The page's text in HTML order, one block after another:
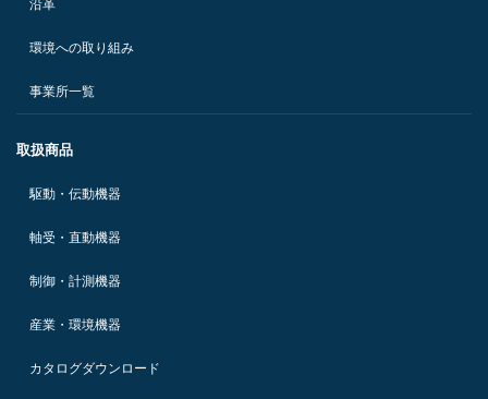
沿革
環境への取り組み
事業所一覧
取扱商品
駆動・伝動機器
軸受・直動機器
制御・計測機器
産業・環境機器
カタログダウンロード